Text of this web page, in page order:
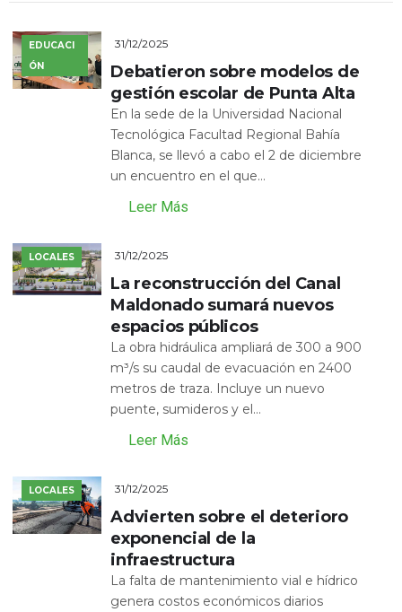
EDUCACI
ÓN
31/12/2025
Debatieron sobre modelos de
gestión escolar de Punta Alta
En la sede de la Universidad Nacional
Tecnológica Facultad Regional Bahía
Blanca, se llevó a cabo el 2 de diciembre
un encuentro en el que...
Leer Más
LOCALES 31/12/2025
La reconstrucción del Canal
Maldonado sumará nuevos
espacios públicos
La obra hidráulica ampliará de 300 a 900
m³/s su caudal de evacuación en 2400
metros de traza. Incluye un nuevo
puente, sumideros y el...
Leer Más
LOCALES 31/12/2025
Advierten sobre el deterioro
exponencial de la
infraestructura
La falta de mantenimiento vial e hídrico
genera costos económicos diarios